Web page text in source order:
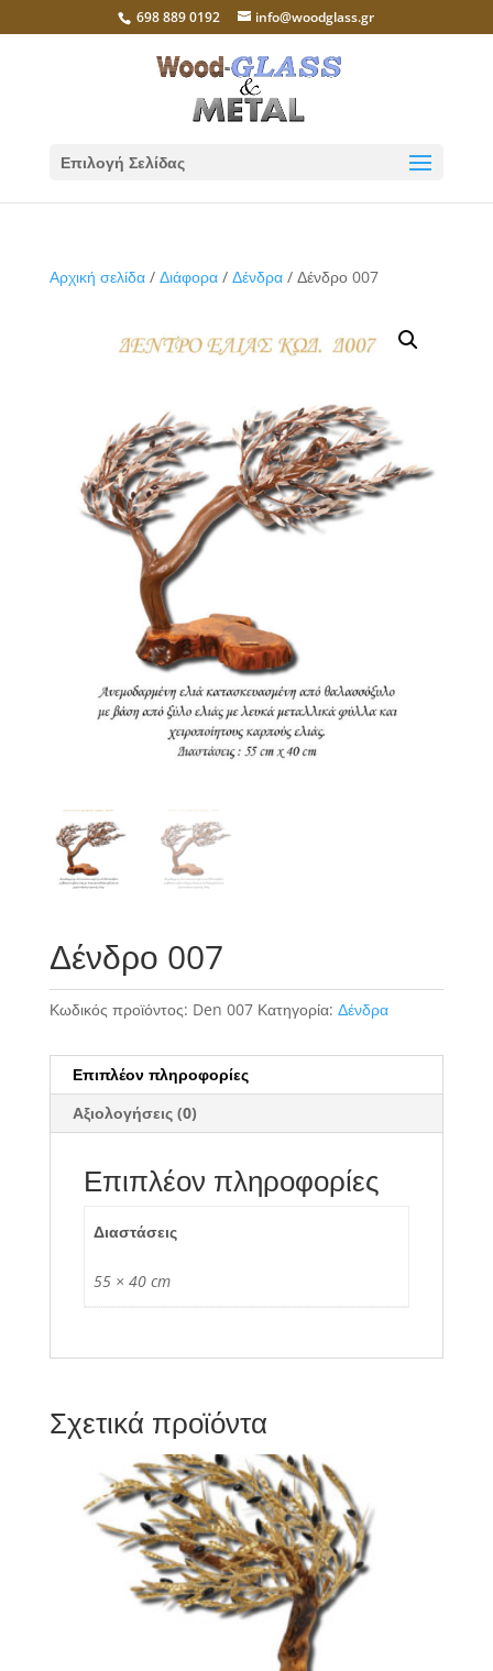
698 889 0192 info@woodglass.gr
Επιλογή Σελίδας
Αρχική σελίδα/ Διάφορα/ Δένδρα/ Δένδρο 007
Δένδρο 007
Κωδικός προϊόντος: Den 007 Κατηγορία: Δένδρα
Επιπλέον πληροφορίες
Αξιολογήσεις (0)
Επιπλέον πληροφορίες
Διαστάσεις
55 × 40 cm
Σχετικά προϊόντα